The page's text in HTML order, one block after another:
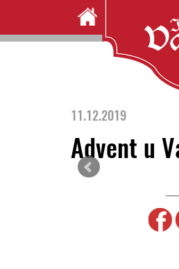
11.12.2019
Advent u